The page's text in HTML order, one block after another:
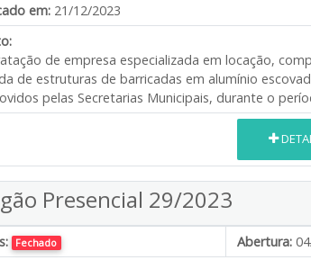
em: 21/12/2023
de empresa especializada em locação,
de estruturas de barricadas em alumínio
pelas Secretarias Municipais, durante o
Presencial 29/2023
Fechado Abertura: